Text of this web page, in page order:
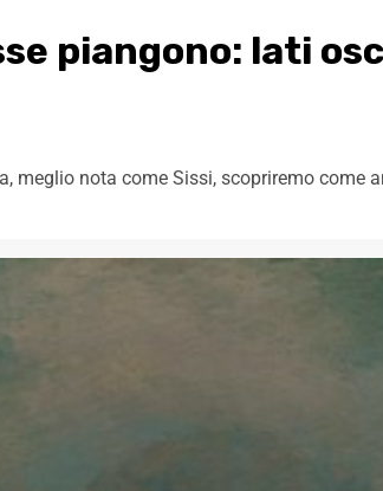
piangono: lati
meglio nota come Sissi, scopriremo come